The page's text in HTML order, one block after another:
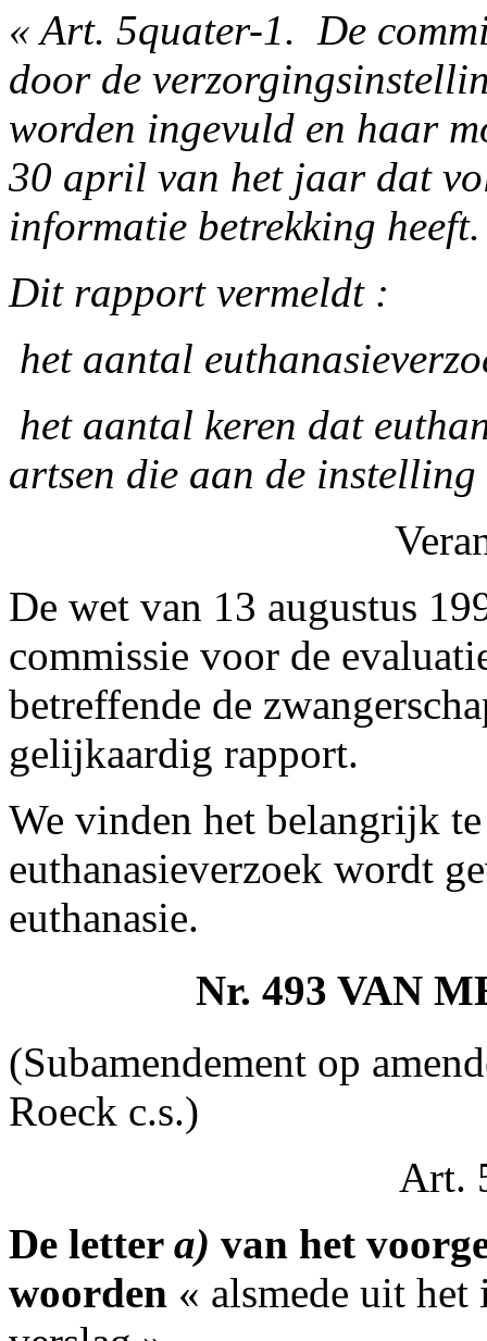
« Art. 5quater-1. ­ De
door de
worden ingevuld en haar
30 april van het jaar dat
informatie betrekking heeft.
Dit rapport vermeldt :
het aantal
het aantal keren dat
artsen die aan de
De wet van 13 augustus
commissie voor de
betreffende de
gelijkaardig rapport.
We vinden het belangrijk
euthanasieverzoek wordt
euthanasie.
Nr. 493 VAN
(Subamendement op
Roeck c.s.)
Art.
De letter a) van het
woorden « alsmede uit